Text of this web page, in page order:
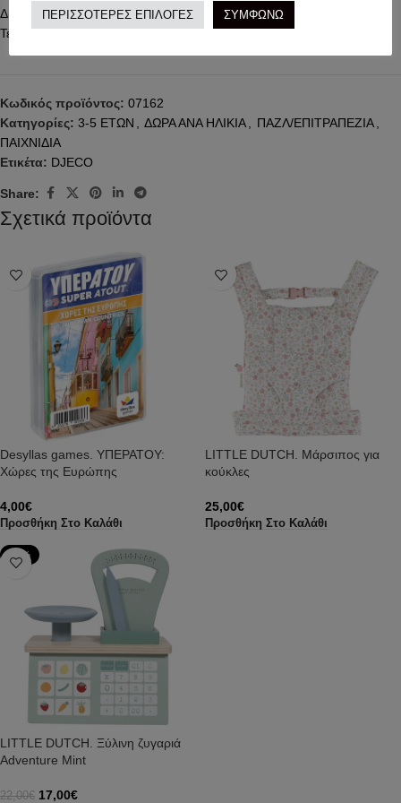
Διαστάσεις συσκευασίας:Π720 x Υ10 x Β630 χιλ.
Τελική διάσταση παζλ:63 x 72 εκ.
Κωδικός προϊόντος: 07162
Κατηγορίες: 3-5 ΕΤΩΝ , ΔΩΡΑ ΑΝΑ ΗΛΙΚΙΑ, ΠΑΖΛ/ΕΠΙΤΡΑΠΕΖΙΑ,
ΠΑΙΧΝΙΔΙΑ
Ετικέτα: DJECO
Share:
Σχετικά προϊόντα
Desyllas games. ΥΠΕΡΑΤΟΥ:
Χώρες της Ευρώπης
4,00€
Προσθήκη Στο Καλάθι
LITTLE DUTCH. Μάρσιπος για
κούκλες
25,00€
Προσθήκη Στο Καλάθι
-23%
LITTLE DUTCH. Ξύλινη ζυγαριά
Adventure Mint
22,00€ 17,00€
ΠΕΡΙΣΣΟΤΕΡΕΣ ΕΠΙΛΟΓΕΣ ΣΥΜΦΩΝΩ